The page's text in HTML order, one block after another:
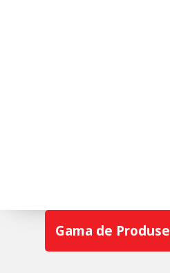
Gama de Produse